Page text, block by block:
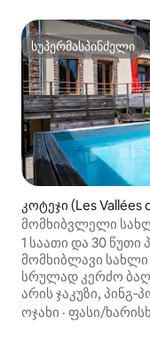
სუპერმასპინძელი
სუპერმასპინძელი
კოტეჯი (Les Vallées
nne)
მომხიბვლელი
და ჯაკუზით
1 საათი და 30 წუთი
მომხიბლავი
სრულად კერძო
არის ჯაკუზი,
ბატუტი და საცურაო
ოჯახი · ფასი/